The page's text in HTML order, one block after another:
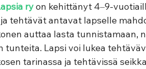
ry on kehittänyt 4–9-
tehtävät antavat lapselle
auttaa lasta tunnistamaan,
tunteita. Lapsi voi lukea
tarinassa ja tehtävissä